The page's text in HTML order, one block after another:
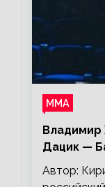
ММА
Дацик —
Автор: